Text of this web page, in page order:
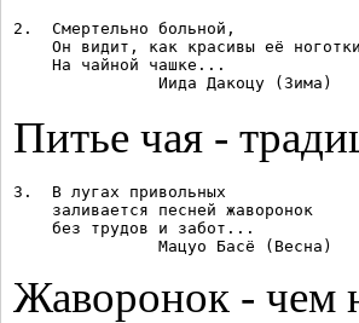
2.  Смертельно больной,
Он видит, как красивы её
    На чайной чашке...
Питье чая -
3.  В лугах привольных
    заливается песней жаворонок
    без трудов и забот...
Жаворонок - чем